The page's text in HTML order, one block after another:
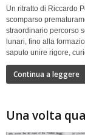
Un ritratto di Riccardo
scomparso
straordinario percorso
lunari, fino alla
saputo unire rigore,
Continua a leggere
Una volta